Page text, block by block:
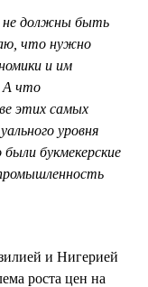
не должны быть
что нужно
и им
А что
этих самых
уровня
букмекерские
и Нигерией
роста цен на